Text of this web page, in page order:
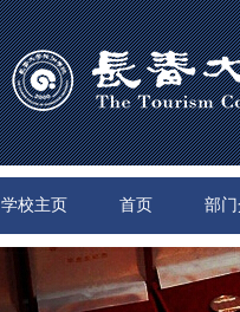
学校主页 首页 部